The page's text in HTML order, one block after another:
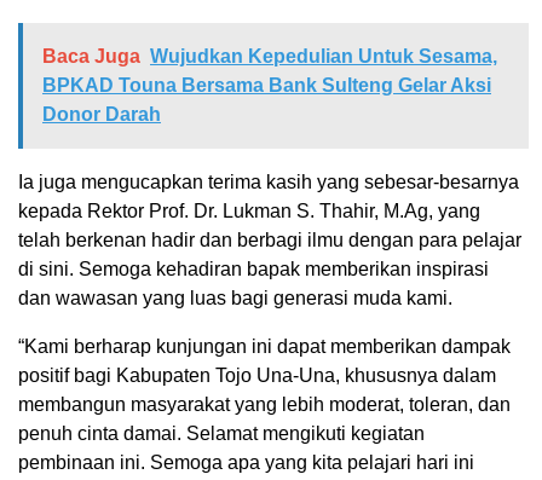
Baca Juga Wujudkan Kepedulian Untuk Sesama,
BPKAD Touna Bersama Bank Sulteng Gelar Aksi
Donor Darah
Ia juga mengucapkan terima kasih yang sebesar-besarnya
kepada Rektor Prof. Dr. Lukman S. Thahir, M.Ag, yang
telah berkenan hadir dan berbagi ilmu dengan para pelajar
di sini. Semoga kehadiran bapak memberikan inspirasi
dan wawasan yang luas bagi generasi muda kami.
“Kami berharap kunjungan ini dapat memberikan dampak
positif bagi Kabupaten Tojo Una-Una, khususnya dalam
membangun masyarakat yang lebih moderat, toleran, dan
penuh cinta damai. Selamat mengikuti kegiatan
pembinaan ini. Semoga apa yang kita pelajari hari ini